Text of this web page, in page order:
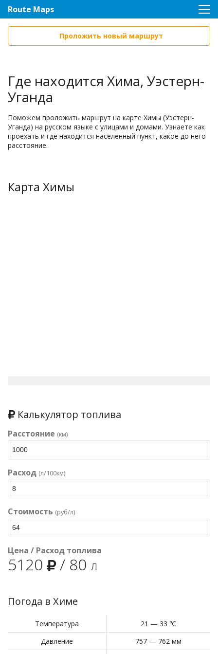
Route Maps
Проложить новый маршрут
Где находится Хима, Уэстерн-
Уганда
Поможем проложить маршрут на карте Химы (Уэстерн-
Уганда) на русском языке с улицами и домами. Узнаете как
проехать и где находится населенный пункт, какое до него
расстояние.
Карта Химы
Калькулятор топлива
Расстояние (км)
Расход (л/100км)
Стоимость (руб/л)
Цена / Расход топлива
5120 / 80 л
Погода в Химе
Температура
21 — 33 ℃
Давление
757 — 762 мм